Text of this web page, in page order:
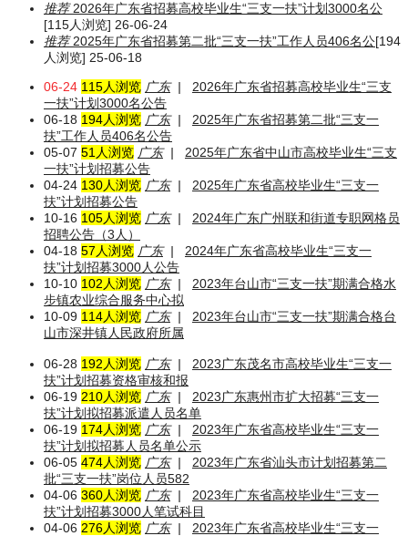
推荐2026年广东省招募高校毕业生“三支一扶”计划3000名公
[115人浏览] 26-06-24
推荐2025年广东省招募第二批“三支一扶”工作人员406名公[194
人浏览] 25-06-18
06-24 115人浏览 广东|
2026年广东省招募高校毕业生“三支
一扶”计划3000名公告
06-18 194人浏览 广东|
2025年广东省招募第二批“三支一
扶”工作人员406名公告
05-07 51人浏览 广东|
2025年广东省中山市高校毕业生“三支
一扶”计划招募公告
04-24 130人浏览 广东|
2025年广东省高校毕业生“三支一
扶”计划招募公告
10-16 105人浏览 广东|
2024年广东广州联和街道专职网格员
招聘公告（3人）
04-18 57人浏览 广东|
2024年广东省高校毕业生“三支一
扶”计划招募3000人公告
10-10 102人浏览 广东|
2023年台山市“三支一扶”期满合格水
步镇农业综合服务中心拟
10-09 114人浏览 广东|
2023年台山市“三支一扶”期满合格台
山市深井镇人民政府所属
06-28 192人浏览 广东|
2023广东茂名市高校毕业生“三支一
扶”计划招募资格审核和报
06-19 210人浏览 广东|
2023广东惠州市扩大招募“三支一
扶”计划拟招募派遣人员名单
06-19 174人浏览 广东|
2023年广东省高校毕业生“三支一
扶”计划拟招募人员名单公示
06-05 474人浏览 广东|
2023年广东省汕头市计划招募第二
批“三支一扶”岗位人员582
04-06 360人浏览 广东|
2023年广东省高校毕业生“三支一
扶”计划招募3000人笔试科目
04-06 276人浏览 广东|
2023年广东省高校毕业生“三支一